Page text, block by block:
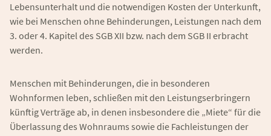
Lebensunterhalt und die notwendigen Kosten der Unterkunft,
wie bei Menschen ohne Behinderungen, Leistungen nach dem
3. oder 4. Kapitel des SGB XII bzw. nach dem SGB II erbracht
werden.
Menschen mit Behinderungen, die in besonderen
Wohnformen leben, schließen mit den Leistungserbringern
künftig Verträge ab, in denen insbesondere die „Miete“ für die
Überlassung des Wohnraums sowie die Fachleistungen der